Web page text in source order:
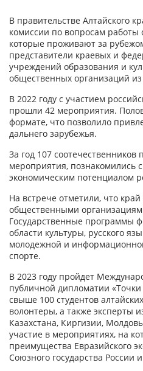
В правительстве Алтайского
комиссии по вопросам работы
которые проживают за
представители краевых и
учреждений образования и
общественных организаций из
В 2022 году с участием
прошли 42 мероприятия.
формате, что позволило
дальнего зарубежья.
За год 107 соотечественников
мероприятия, познакомились
экономическим потенциалом
На встрече отметили, что край
общественными
Государственные программы
области культуры, русского
молодежной и
спорте.
В 2023 году пройдет
публичной дипломатии «Точки
свыше 100 студентов
волонтеры, а также эксперты
Казахстана, Киргизии,
участие в мероприятиях, на
преимущества Евразийского
Союзного государства России